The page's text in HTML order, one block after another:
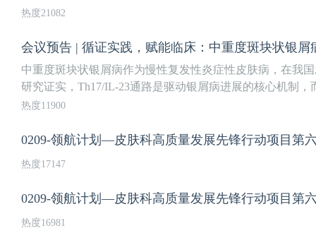
热度21082
会议预告 | 循证实践，赋能临床：中重度斑块状银
中重度斑块状银屑病作为慢性复发性炎症性皮肤病，在我
研究证实，Th17/IL-23通路是驱动银屑病进展的核心机制，
热度11900
0209-领航计划—皮肤科高质量发展先锋行动项目第
热度17147
0209-领航计划—皮肤科高质量发展先锋行动项目第
热度16981